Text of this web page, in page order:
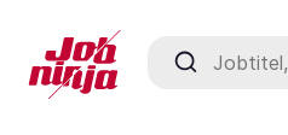
Jobtitel,